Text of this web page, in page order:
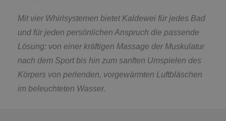
Mit vier Whirlsystemen bietet Kaldewei für jedes Bad
und für jeden persönlichen Anspruch die passende
Lösung: von einer kräftigen Massage der Muskulatur
nach dem Sport bis hin zum sanften Umspielen des
Körpers von perlenden, vorgewärmten Luftbläschen
im beleuchteten Wasser.